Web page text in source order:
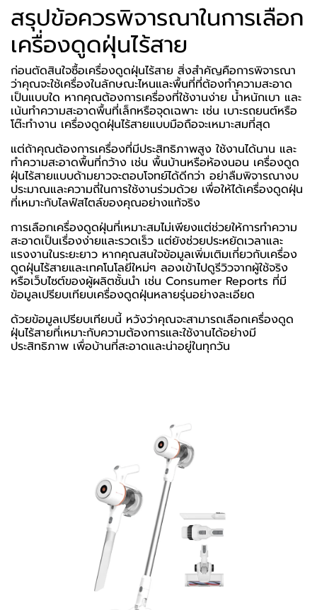
สรุปข้อควรพิจารณาในการเลือก
เครื่องดูดฝุ่นไร้สาย
ก่อนตัดสินใจซื้อเครื่องดูดฝุ่นไร้สาย สิ่งสำคัญคือการพิจารณา
ว่าคุณจะใช้เครื่องในลักษณะไหนและพื้นที่ที่ต้องทำความสะอาด
เป็นแบบใด หากคุณต้องการเครื่องที่ใช้งานง่าย น้ำหนักเบา และ
เน้นทำความสะอาดพื้นที่เล็กหรือจุดเฉพาะ เช่น เบาะรถยนต์หรือ
โต๊ะทำงาน เครื่องดูดฝุ่นไร้สายแบบมือถือจะเหมาะสมที่สุด
แต่ถ้าคุณต้องการเครื่องที่มีประสิทธิภาพสูง ใช้งานได้นาน และ
ทำความสะอาดพื้นที่กว้าง เช่น พื้นบ้านหรือห้องนอน เครื่องดูด
ฝุ่นไร้สายแบบด้ามยาวจะตอบโจทย์ได้ดีกว่า อย่าลืมพิจารณางบ
ประมาณและความถี่ในการใช้งานร่วมด้วย เพื่อให้ได้เครื่องดูดฝุ่น
ที่เหมาะกับไลฟ์สไตล์ของคุณอย่างแท้จริง
การเลือกเครื่องดูดฝุ่นที่เหมาะสมไม่เพียงแต่ช่วยให้การทำความ
สะอาดเป็นเรื่องง่ายและรวดเร็ว แต่ยังช่วยประหยัดเวลาและ
แรงงานในระยะยาว หากคุณสนใจข้อมูลเพิ่มเติมเกี่ยวกับเครื่อง
ดูดฝุ่นไร้สายและเทคโนโลยีใหม่ๆ ลองเข้าไปดูรีวิวจากผู้ใช้จริง
หรือเว็บไซต์ของผู้ผลิตชั้นนำ เช่น Consumer Reports ที่มี
ข้อมูลเปรียบเทียบเครื่องดูดฝุ่นหลายรุ่นอย่างละเอียด
ด้วยข้อมูลเปรียบเทียบนี้ หวังว่าคุณจะสามารถเลือกเครื่องดูด
ฝุ่นไร้สายที่เหมาะกับความต้องการและใช้งานได้อย่างมี
ประสิทธิภาพ เพื่อบ้านที่สะอาดและน่าอยู่ในทุกวัน